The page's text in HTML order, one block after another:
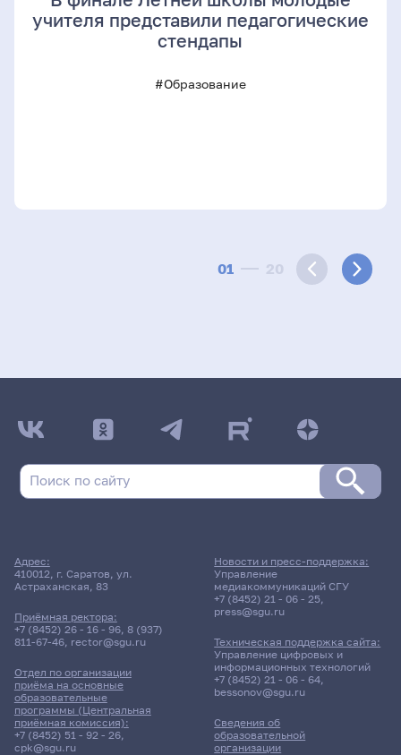
01 20
учителя представили педагогические
стендапы
#Образование
Адрес:
410012, г. Саратов, ул.
Астраханская, 83
Приёмная ректора:
+7 (8452) 26 - 16 - 96, 8 (937)
811-67-46, rector@sgu.ru
Отдел по организации
приёма на основные
образовательные
программы (Центральная
приёмная комиссия):
+7 (8452) 51 - 92 - 26,
cpk@sgu.ru
Сведения об
образовательной
организации
Новости и пресс-поддержка:
Управление
медиакоммуникаций СГУ
+7 (8452) 21 - 06 - 25,
press@sgu.ru
Техническая поддержка сайта:
Управление цифровых и
информационных технологий
+7 (8452) 21 - 06 - 64,
bessonov@sgu.ru